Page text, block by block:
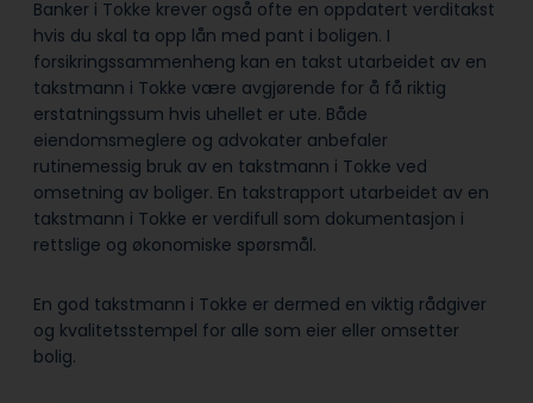
Banker i Tokke krever også ofte en oppdatert verditakst
hvis du skal ta opp lån med pant i boligen. I
forsikringssammenheng kan en takst utarbeidet av en
takstmann i Tokke være avgjørende for å få riktig
erstatningssum hvis uhellet er ute. Både
eiendomsmeglere og advokater anbefaler
rutinemessig bruk av en takstmann i Tokke ved
omsetning av boliger. En takstrapport utarbeidet av en
takstmann i Tokke er verdifull som dokumentasjon i
rettslige og økonomiske spørsmål.
En god takstmann i Tokke er dermed en viktig rådgiver
og kvalitetsstempel for alle som eier eller omsetter
bolig.